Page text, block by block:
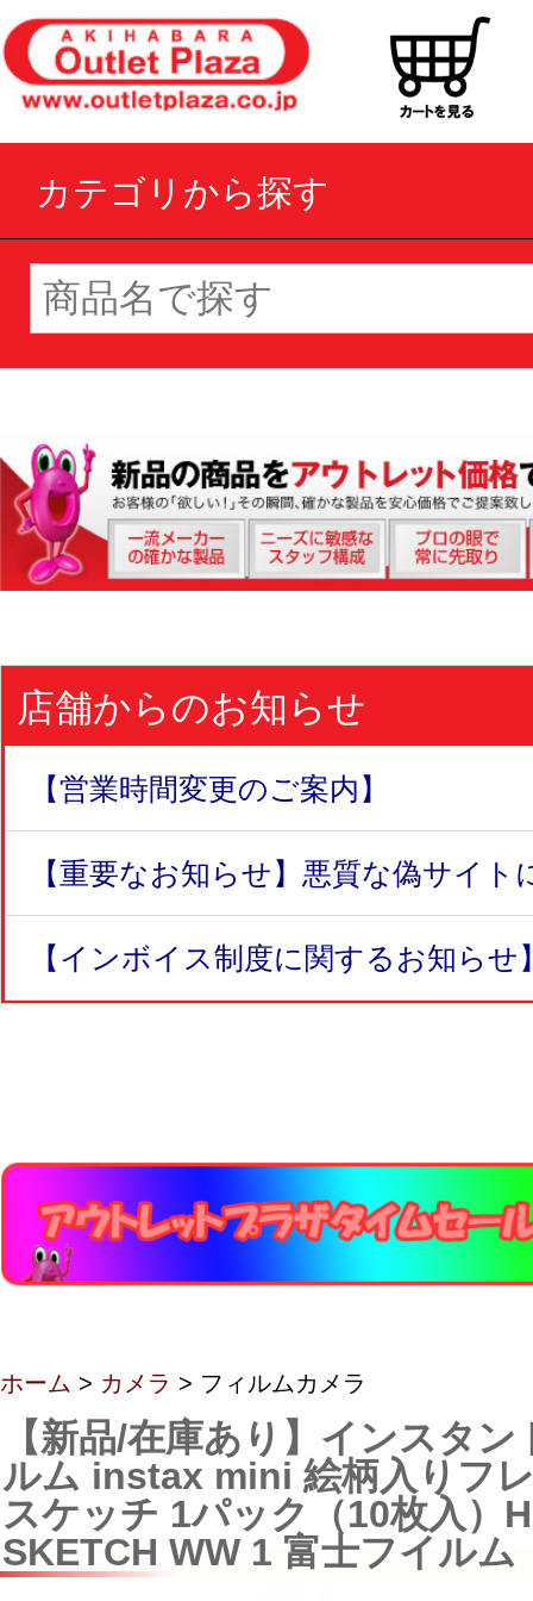
カテゴリから探す
店舗からのお知らせ
【営業時間変更のご案内】
【重要なお知らせ】悪質な偽サイト
【インボイス制度に関するお知らせ
ホーム > カメラ > フィルムカメラ
【新品/在庫あり】インスタ
ルム instax mini 絵柄入りフ
スケッチ 1パック（10枚入）
SKETCH WW 1 富士フイルム